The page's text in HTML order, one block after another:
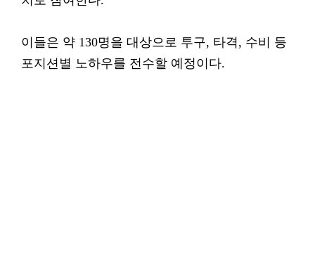
이들은 약 130명을 대상으로 투구, 타격, 수비 등
포지션별 노하우를 전수할 예정이다.